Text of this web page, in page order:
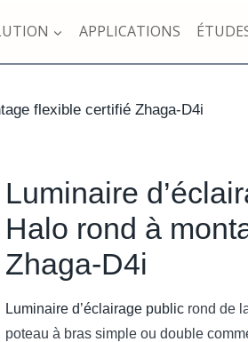
APPLICATIONS
flexible certifié Zhaga-D4i
Luminaire
Halo rond à
Zhaga-D4i
Luminaire d’éclairage public rond de
poteau à bras simple ou double